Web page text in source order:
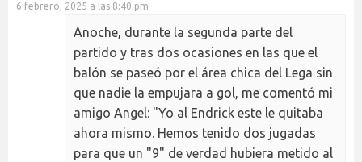
6 febrero, 2025 a las 8:40 pm
Anoche, durante la segunda parte del
partido y tras dos ocasiones en las que el
balón se paseó por el área chica del Lega sin
que nadie la empujara a gol, me comentó mi
amigo Angel: "Yo al Endrick este le quitaba
ahora mismo. Hemos tenido dos jugadas
para que un "9" de verdad hubiera metido al